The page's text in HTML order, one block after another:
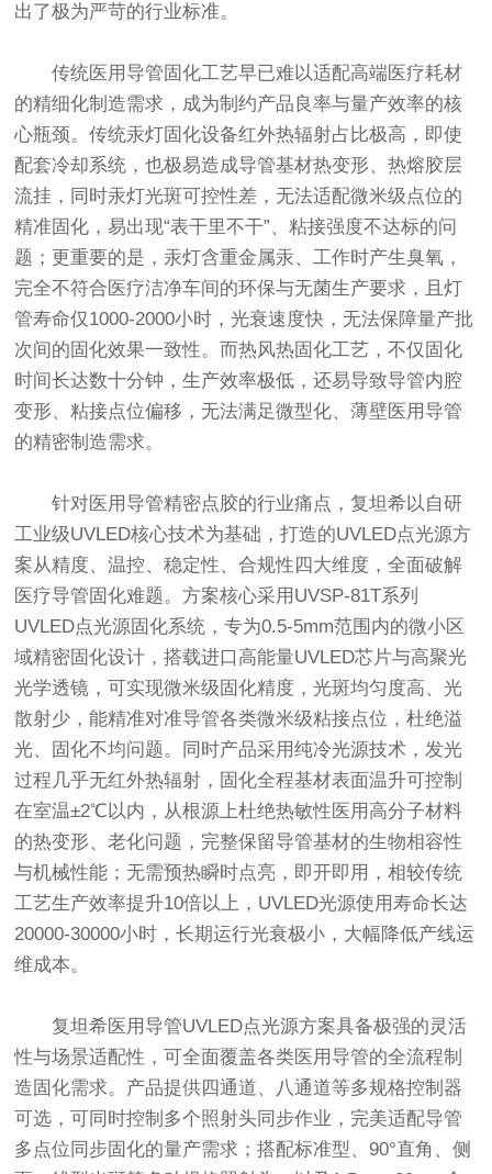
出了极为严苛的行业标准。
传统医用导管固化工艺早已难以适配高端医疗耗材
的精细化制造需求，成为制约产品良率与量产效率的核
心瓶颈。传统汞灯固化设备红外热辐射占比极高，即使
配套冷却系统，也极易造成导管基材热变形、热熔胶层
流挂，同时汞灯光斑可控性差，无法适配微米级点位的
精准固化，易出现“表干里不干”、粘接强度不达标的问
题；更重要的是，汞灯含重金属汞、工作时产生臭氧，
完全不符合医疗洁净车间的环保与无菌生产要求，且灯
管寿命仅1000-2000小时，光衰速度快，无法保障量产批
次间的固化效果一致性。而热风热固化工艺，不仅固化
时间长达数十分钟，生产效率极低，还易导致导管内腔
变形、粘接点位偏移，无法满足微型化、薄壁医用导管
的精密制造需求。
针对医用导管精密点胶的行业痛点，复坦希以自研
工业级UVLED核心技术为基础，打造的UVLED点光源方
案从精度、温控、稳定性、合规性四大维度，全面破解
医疗导管固化难题。方案核心采用UVSP-81T系列
UVLED点光源固化系统，专为0.5-5mm范围内的微小区
域精密固化设计，搭载进口高能量UVLED芯片与高聚光
光学透镜，可实现微米级固化精度，光斑均匀度高、光
散射少，能精准对准导管各类微米级粘接点位，杜绝溢
光、固化不均问题。同时产品采用纯冷光源技术，发光
过程几乎无红外热辐射，固化全程基材表面温升可控制
在室温±2℃以内，从根源上杜绝热敏性医用高分子材料
的热变形、老化问题，完整保留导管基材的生物相容性
与机械性能；无需预热瞬时点亮，即开即用，相较传统
工艺生产效率提升10倍以上，UVLED光源使用寿命长达
20000-30000小时，长期运行光衰极小，大幅降低产线运
维成本。
复坦希医用导管UVLED点光源方案具备极强的灵活
性与场景适配性，可全面覆盖各类医用导管的全流程制
造固化需求。产品提供四通道、八通道等多规格控制器
可选，可同时控制多个照射头同步作业，完美适配导管
多点位同步固化的量产需求；搭配标准型、90°直角、侧